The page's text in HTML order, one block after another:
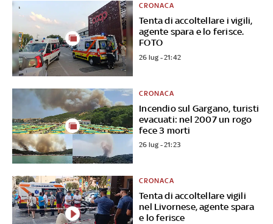
Tenta di accoltellare i vigili,
agente spara e lo ferisce.
FOTO
CRONACA
26 lug - 21:42
Incendio sul Gargano, turisti
evacuati: nel 2007 un rogo
fece 3 morti
CRONACA
26 lug - 21:23
Tenta di accoltellare vigili
nel Livornese, agente spara
e lo ferisce
CRONACA